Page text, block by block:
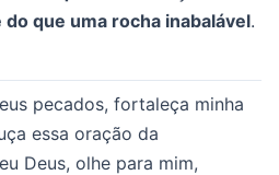
que uma rocha inabalável.
pecados, fortaleça minha
essa oração da
Deus, olhe para mim,